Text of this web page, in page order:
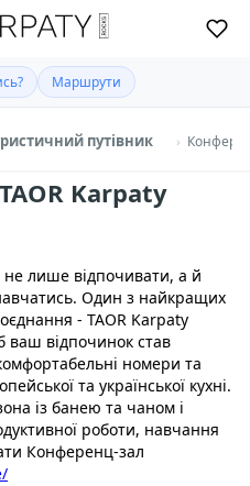
Маршрути
путівник
Karpaty
лише відпочивати, а й
Один з найкращих
- TAOR Karpaty
відпочинок став
номери та
та української кухні.
із банею та чаном і
роботи, навчання
Конференц-зал